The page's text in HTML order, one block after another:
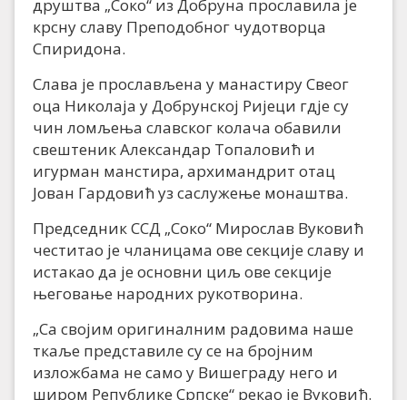
друштва „Соко“ из Добруна прославила је
крсну славу Преподобног чудотворца
Спиридона.
Слава је прослављена у манастиру Свеог
оца Николаја у Добрунској Ријеци гдје су
чин ломљења славског колача обавили
свештеник Александар Топаловић и
игурман манстира, архимандрит отац
Јован Гардовић уз саслужење монаштва.
Председник ССД „Соко“ Мирослав Вуковић
честитао је чланицама ове секције славу и
истакао да је основни циљ ове секције
његовање народних рукотворина.
„Са својим оригиналним радовима наше
ткаље представиле су се на бројним
изложбама не само у Вишеграду него и
широм Републике Српске“ рекао је Вуковић.